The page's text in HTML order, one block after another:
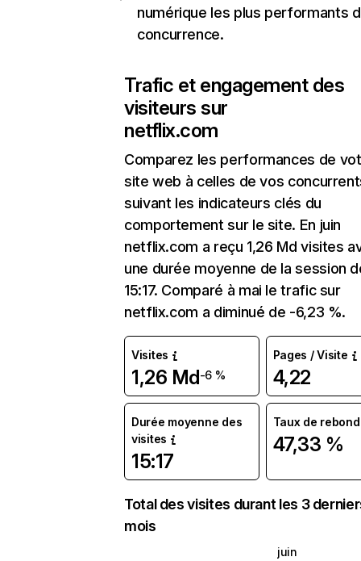
numérique les plus performants
concurrence.
Trafic et engagement des
visiteurs sur
netflix.com
Comparez les performances de
site web à celles de vos
suivant les indicateurs clés du
comportement sur le site. En juin
netflix.com a reçu 1,26 Md visites
une durée moyenne de la session
15:17. Comparé à mai le trafic sur
netflix.com a diminué de -6,23 %.
Visites
1,26 Md-6 %
Pages / Visite
4,22
Durée moyenne des
visites
15:17
Taux de rebond
47,33 %
Total des visites durant les 3
mois
juin